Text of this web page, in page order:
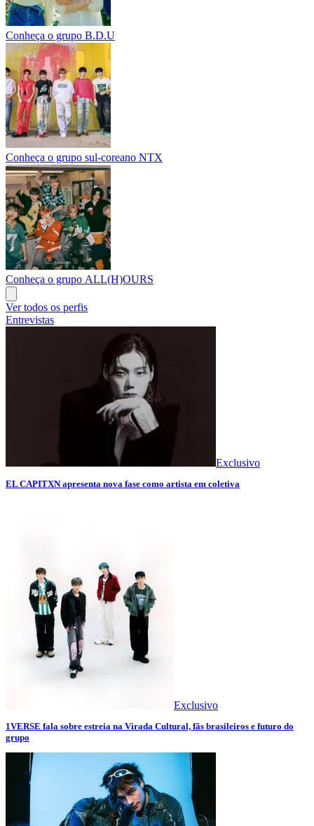
Conheça o grupo B.D.U
Conheça o grupo sul-coreano NTX
Conheça o grupo ALL(H)OURS
Ver todos os perfis
Entrevistas
Exclusivo
EL CAPITXN apresenta nova fase como artista em coletiva
Exclusivo
1VERSE fala sobre estreia na Virada Cultural, fãs brasileiros e futuro do
grupo